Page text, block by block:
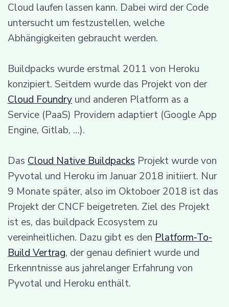
Cloud laufen lassen kann. Dabei wird der Code
untersucht um festzustellen, welche
Abhängigkeiten gebraucht werden.
Buildpacks wurde erstmal 2011 von Heroku
konzipiert. Seitdem wurde das Projekt von der
Cloud Foundry und anderen Platform as a
Service (PaaS) Providern adaptiert (Google App
Engine, Gitlab, …).
Das Cloud Native Buildpacks Projekt wurde von
Pyvotal und Heroku im Januar 2018 initiiert. Nur
9 Monate später, also im Oktoboer 2018 ist das
Projekt der CNCF beigetreten. Ziel des Projekt
ist es, das buildpack Ecosystem zu
vereinheitlichen. Dazu gibt es den Platform-To-
Build Vertrag, der genau definiert wurde und
Erkenntnisse aus jahrelanger Erfahrung von
Pyvotal und Heroku enthält.